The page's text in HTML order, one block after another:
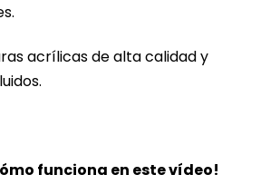
acrílicas de alta calidad y
funciona en este vídeo!